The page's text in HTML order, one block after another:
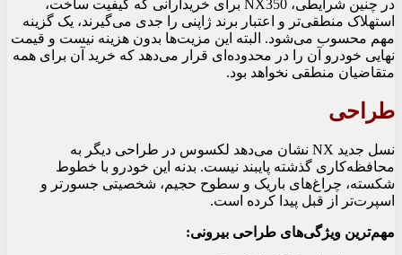
در چنین شرایطی، NX350 برای خریدارانی که کیفیت ساخت،
استهلاک منطقی‌تر و اعتبار برند ژاپنی را جدی می‌گیرند، یک گزینه
مهم محسوب می‌شود. البته این مزیت‌ها بدون هزینه نیست و قیمت
نهایی خودرو آن را در محدوده‌ای قرار می‌دهد که خرید آن برای همه
متقاضیان منطقی نخواهد بود.
طراحی
نسل جدید NX نشان می‌دهد لکسوس در طراحی دیگر به
محافظه‌کاری گذشته پایبند نیست. بدنه این خودرو با خطوط
شکسته، چراغ‌های باریک و سطوح حجیم، شخصیتی جسورتر و
اسپرت‌تر از قبل پیدا کرده است.
مهم‌ترین ویژگی‌های طراحی بیرونی: